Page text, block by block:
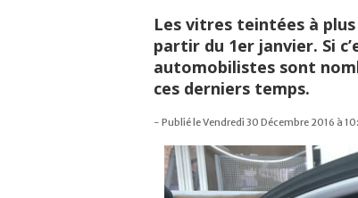
Les vitres teintées à
partir du 1er janvier. Si
automobilistes sont
ces derniers temps.
- Publié le Vendredi 30 Décembre 2016 à